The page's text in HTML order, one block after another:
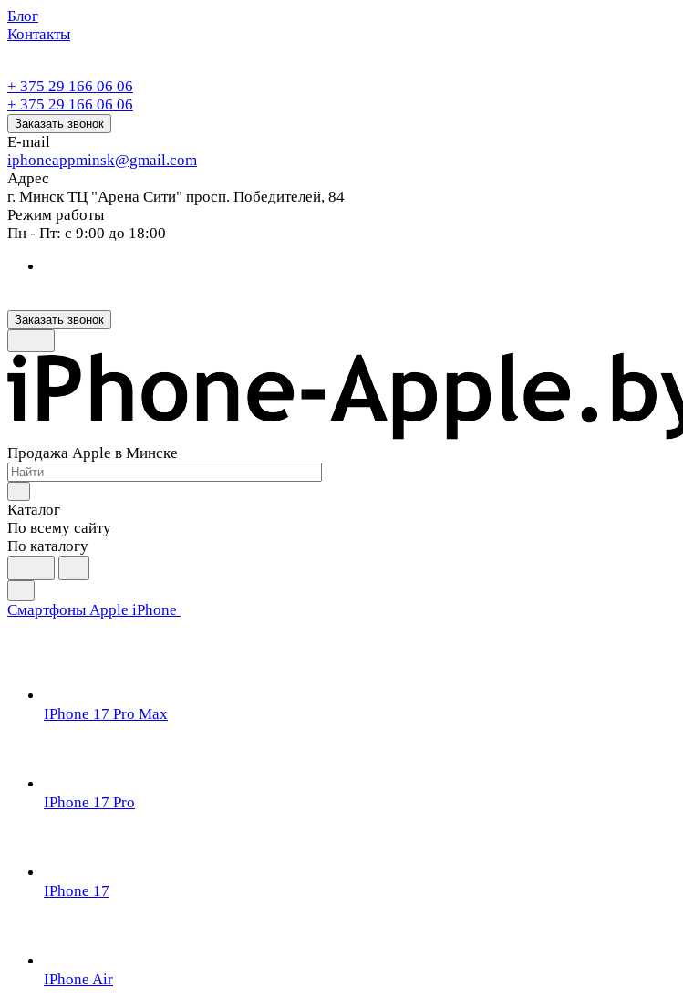
Блог
Контакты
+ 375 29 166 06 06
+ 375 29 166 06 06
Заказать звонок
E-mail
iphoneappminsk@gmail.com
Адрес
г. Минск ТЦ "Арена Сити" просп. Победителей, 84
Режим работы
Пн - Пт: с 9:00 до 18:00
Заказать звонок
Продажа Apple в Минске
Каталог
По всему сайту
По каталогу
Смартфоны Apple iPhone
IPhone 17 Pro Max
IPhone 17 Pro
IPhone 17
IPhone Air